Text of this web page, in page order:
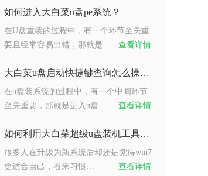
如何进入大白菜u盘pe系统？
在U盘重装的过程中，有一个环节至关重
要且经常容易出错，那就是…
查看详情
大白菜u盘启动快捷键查询怎么操作？
在u盘装系统的过程中，有一个中间环节
至关重要，那就是进入u盘…
查看详情
如何利用大白菜超级u盘装机工具重装系统win7？
很多人在升级为新系统后却还是觉得win7
更适合自己，看来习惯…
查看详情